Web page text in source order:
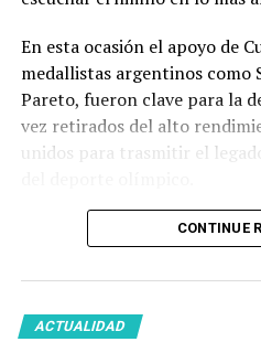
En esta ocasión el apoyo de
medallistas argentinos como
Pareto, fueron clave para la
vez retirados del alto
unidos para trasmitir el
CONTINUE
ACTUALIDAD